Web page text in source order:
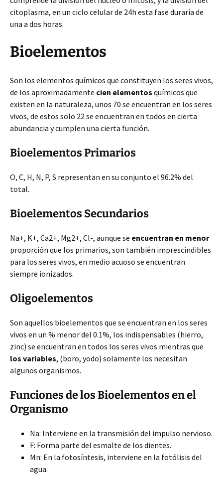
citoplasma, en un ciclo celular de 24h esta fase duraría de
una a dos horas.
Bioelementos
Son los elementos químicos que constituyen los seres vivos,
de los aproximadamente cien elementos químicos que
existen en la naturaleza, unos 70 se encuentran en los seres
vivos, de estos solo 22 se encuentran en todos en cierta
abundancia y cumplen una cierta función.
Bioelementos Primarios
O, C, H, N, P, S representan en su conjunto el 96.2% del
total.
Bioelementos Secundarios
Na+, K+, Ca2+, Mg2+, Cl-, aunque se encuentran en menor
proporción que los primarios, son también imprescindibles
para los seres vivos, en medio acuoso se encuentran
siempre ionizados.
Oligoelementos
Son aquellos bioelementos que se encuentran en los seres
vivos en un % menor del 0.1%, los indispensables (hierro,
zinc) se encuentran en todos los seres vivos mientras que
los variables, (boro, yodo) solamente los necesitan
algunos organismos.
Funciones de los Bioelementos en el
Organismo
Na: Interviene en la transmisión del impulso nervioso.
F: Forma parte del esmalte de los dientes.
Mn: En la fotosíntesis, interviene en la fotólisis del
agua.